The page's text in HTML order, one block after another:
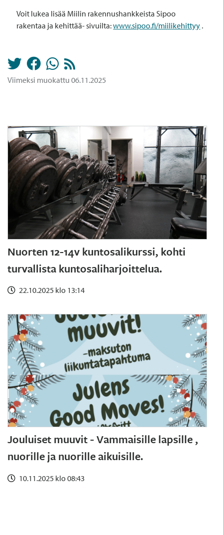
Voit lukea lisää Miilin rakennushankkeista Sipoo
rakentaa ja kehittää- sivuilta:www.sipoo.fi/miilikehittyy .
Viimeksi muokattu 06.11.2025
Nuorten 12-14v kuntosalikurssi, kohti
turvallista kuntosaliharjoittelua.
22.10.2025 klo 13:14
Jouluiset muuvit - Vammaisille lapsille ,
nuorille ja nuorille aikuisille.
10.11.2025 klo 08:43